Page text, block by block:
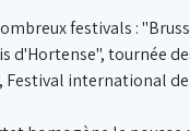
festivals :
tournée
Festival international